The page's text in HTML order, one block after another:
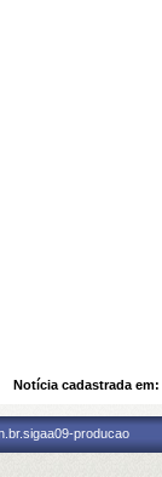
Notícia cadastrada em:
producao